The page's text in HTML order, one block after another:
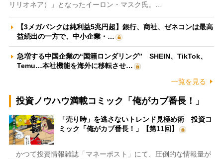
リリオネア）」となったイーロン・マスク氏。…
【3メガバンクは純利益5兆円超】銀行、商社、ゼネコンは最高
益続出の一方で、中小企業・…
急増する中国企業の“国籍ロンダリング” SHEIN、TikTok、
Temu…本社機能を海外に移転させ…
一覧を見る
投資ノウハウ満載コミック「俺がカブ番長！」
「売り時」を逃さないトレンド見極め術 投資コ
ミック「俺がカブ番長！」【第11回】
かつて投資情報雑誌「マネーポスト」にて、圧倒的な情報量が